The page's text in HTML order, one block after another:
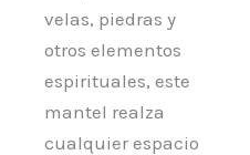
velas, piedras y
otros elementos
espirituales, este
mantel realza
cualquier espacio